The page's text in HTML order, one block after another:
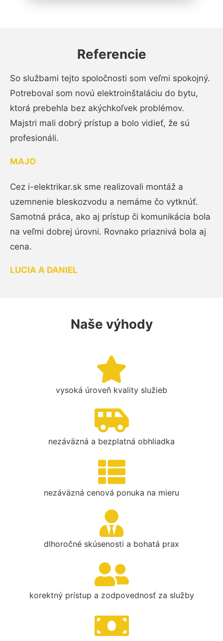
Referencie
So službami tejto spoločnosti som veľmi spokojný.
Potreboval som novú elektroinštaláciu do bytu,
ktorá prebehla bez akýchkoľvek problémov.
Majstri mali dobrý prístup a bolo vidieť, že sú
profesionáli.
MAJO
Cez i-elektrikar.sk sme realizovali montáž a
uzemnenie bleskozvodu a nemáme čo vytknúť.
Samotná práca, ako aj prístup či komunikácia bola
na veľmi dobrej úrovni. Rovnako priaznivá bola aj
cena.
LUCIA A DANIEL
Naše výhody
vysoká úroveň kvality služieb
nezáväzná a bezplatná obhliadka
nezáväzná cenová ponuka na mieru
dlhoročné skúsenosti a bohatá prax
korektný prístup a zodpovednosť za služby